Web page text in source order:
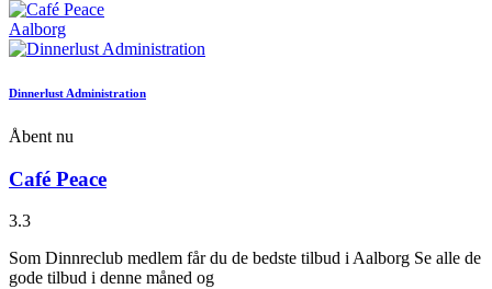
Aalborg
Dinnerlust Administration
Åbent nu
Café Peace
3.3
Som Dinnreclub medlem får du de bedste tilbud i Aalborg Se alle de
gode tilbud i denne måned og